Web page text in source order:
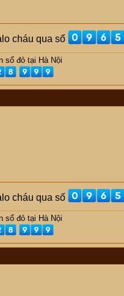
cháu qua số
sổ đỏ tại Hà Nội
cháu qua số
sổ đỏ tại Hà Nội